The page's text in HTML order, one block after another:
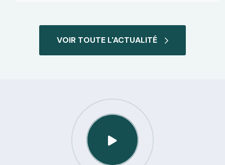
VOIR TOUTE L'ACTUALITÉ